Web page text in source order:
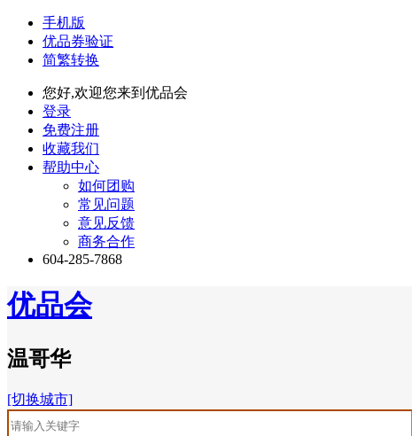
手机版
优品券验证
简繁转换
您好,欢迎您来到优品会
登录
免费注册
收藏我们
帮助中心
如何团购
常见问题
意见反馈
商务合作
604-285-7868
优品会
温哥华
[切换城市]